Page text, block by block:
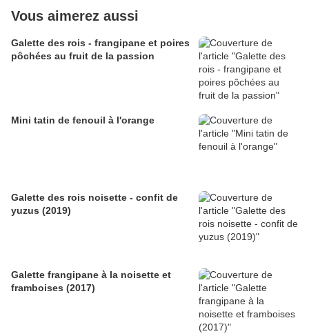
Vous aimerez aussi
Galette des rois - frangipane et poires
pôchées au fruit de la passion
Mini tatin de fenouil à l'orange
Galette des rois noisette - confit de
yuzus (2019)
Galette frangipane à la noisette et
framboises (2017)